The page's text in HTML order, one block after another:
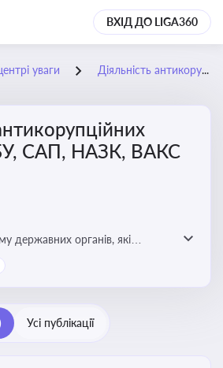
ВХІД ДО LIGA360
уваги Діяльність антикорупційних органів НАБУ, САП, НАЗК, ВАКС
САП, НАЗК, ВАКС
державних органів, які
виявлення та розслідування
що є ключовим
та бізнесі
Усі публікації